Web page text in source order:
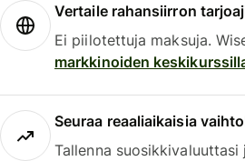
Vertaile rahansiirron
Ei piilotettuja maksuja.
markkinoiden
Seuraa reaaliaikaisia
Tallenna suosikkivaluuttasi